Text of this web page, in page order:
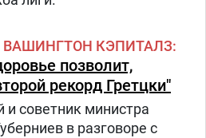
ВАШИНГТОН КЭПИТАЛЗ
позволит,
рекорд Гретцки"
советник министра
в разговоре с